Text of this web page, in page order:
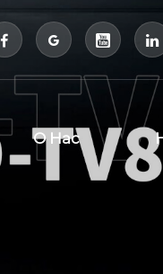
  
О Нас